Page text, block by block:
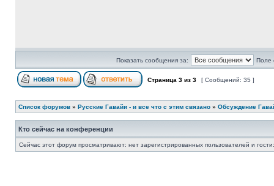
Показать сообщения за: Поле
Страница 3 из 3 [ Сообщений: 35 ]
Список форумов » Русские Гавайи - и все что с этим связано » Обсуждение
Кто сейчас на конференции
Сейчас этот форум просматривают: нет зарегистрированных пользователей и